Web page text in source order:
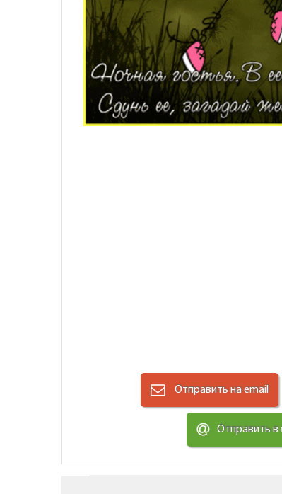
Отправить на email
Отправить